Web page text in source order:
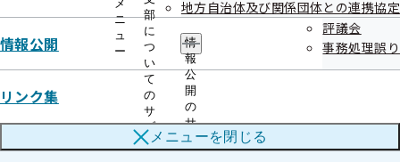
メ
ニ
ュ
ー
部
に
つ
い
て
の
サ
ブ
メ
地方自治体及び関係団体との連携協定
情報公開
情
報
公
開
の
サ
ブ
メ
評議会
事務処理誤り
リンク集
メニューを閉じる
徳島支部の健診・保健指導のご案内
本人様へ 生活習慣病予防健診のご案内